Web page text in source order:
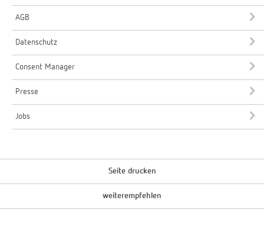
AGB
Datenschutz
Consent Manager
Presse
Jobs
Seite drucken
weiterempfehlen